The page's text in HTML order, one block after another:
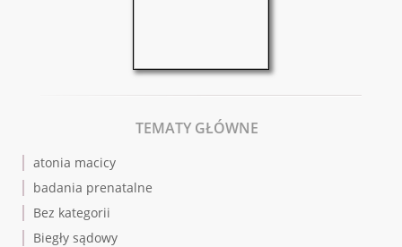
TEMATY GŁÓWNE
atonia macicy
badania prenatalne
Bez kategorii
Biegły sądowy